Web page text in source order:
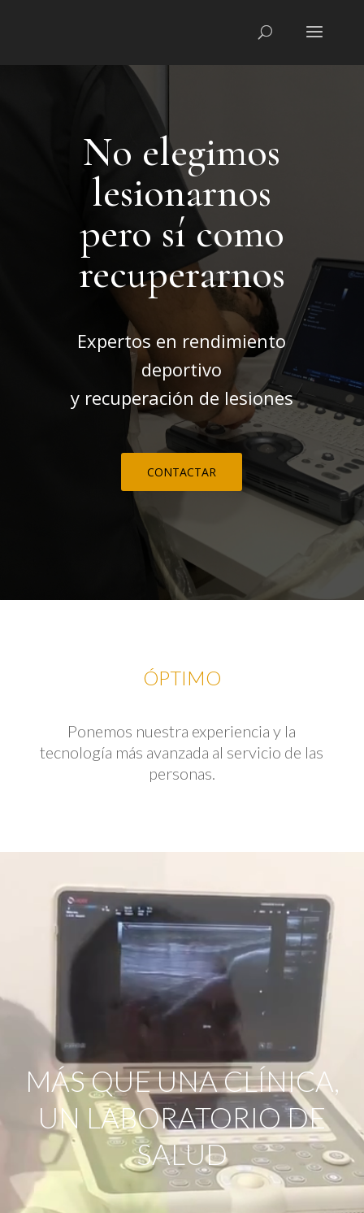
No elegimos
lesionarnos
pero sí como
recuperarnos
Expertos en rendimiento
deportivo
y recuperación de lesiones
CONTACTAR
ÓPTIMO
Ponemos nuestra experiencia y la
tecnología más avanzada al servicio de las
personas.
MÁS QUE UNA CLÍNICA,
UN LABORATORIO DE
SALUD